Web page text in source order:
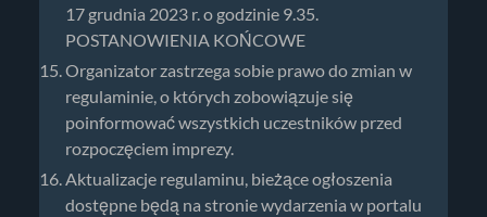
17 grudnia 2023 r. o godzinie 9.35.
POSTANOWIENIA KOŃCOWE
Organizator zastrzega sobie prawo do zmian w
regulaminie, o których zobowiązuje się
poinformować wszystkich uczestników przed
rozpoczęciem imprezy.
Aktualizacje regulaminu, bieżące ogłoszenia
dostępne będą na stronie wydarzenia w portalu